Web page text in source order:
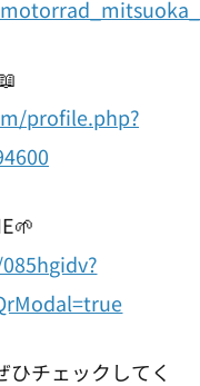
profile.php?
チェックしてく